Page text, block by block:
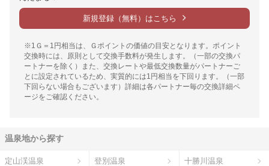
新規登録（無料）はこちら
※1Ｇ＝1円相当は、Ｇポイントの価値の目安となります。ポイント
交換時には、原則として交換手数料が発生します。（一部の交換パ
ートナーを除く）また、交換レートや最低交換数量がパートナーご
とに設定されているため、実質的には1円相当を下回ります。（一部
下回らない場合もございます）詳細は各パートナー毎の交換詳細ペ
ージをご確認ください。
温泉地から探す
定山渓温泉 登別温泉 十勝川温泉